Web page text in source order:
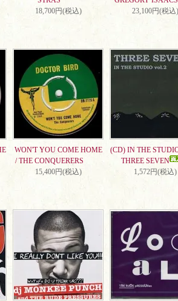
18,700円(税込)
23,100円(税込)
WON'T YOU COME HOME
/ THE CONQUERERS
15,400円(税込)
(CD) IN THE
THREE SEVEN
1,572円(税込)